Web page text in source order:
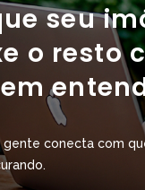
seu
o resto
gente conecta com